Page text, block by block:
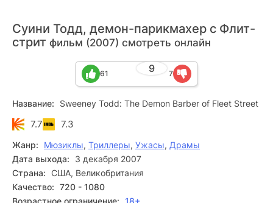
Суини Тодд, демон-парикмахер с Флит-
стрит фильм (2007) смотреть онлайн
9
61 7
Название: Sweeney Todd: The Demon Barber of Fleet Street
7.7 7.3
Жанр: Мюзиклы, Триллеры, Ужасы, Драмы
Дата выхода:
3 декабря 2007
Страна: США, Великобритания
Качество: 720 - 1080
Возрастное ограничение: 18+